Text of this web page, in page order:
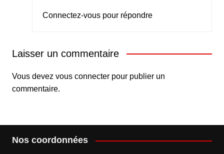
Connectez-vous pour répondre
Laisser un commentaire
Vous devez vous connecterpour publier un
commentaire.
Nos coordonnées